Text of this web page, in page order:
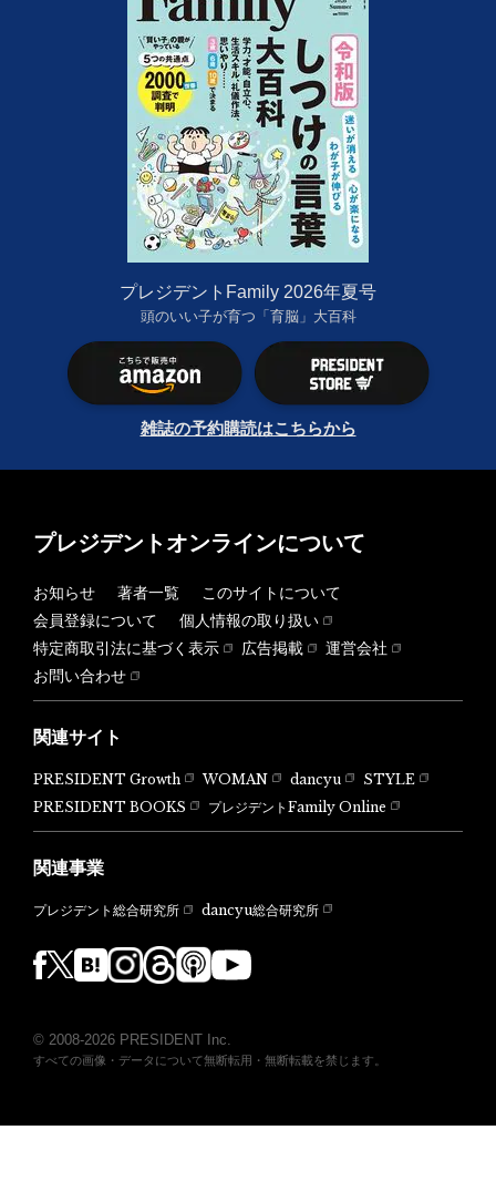
プレジデントFamily 2026年夏号
頭のいい子が育つ「育脳」大百科
雑誌の予約購読はこちらから
プレジデントオンラインについて
お知らせ 著者一覧
このサイトについて
会員登録について
個人情報の取り扱い
特定商取引法に基づく表示
広告掲載
運営会社
お問い合わせ
関連サイト
PRESIDENT Growth WOMAN dancyu
STYLE
PRESIDENT BOOKS
プレジデントFamily Online
関連事業
プレジデント総合研究所 dancyu総合研究所
© 2008-2026 PRESIDENT Inc.
すべての画像・データについて無断転用・無断転載を禁じます。